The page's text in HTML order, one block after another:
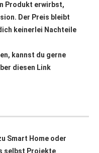
Produkt erwirbst,
Der Preis bleibt
keinerlei Nachteile
kannst du gerne
diesen Link
Smart Home oder
selbst Projekte